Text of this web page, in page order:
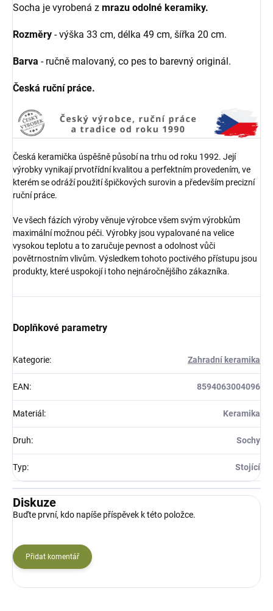
Socha je vyrobená z mrazu odolné keramiky.
Rozměry - výška 33 cm, délka 49 cm, šířka 20 cm.
Barva - ručně malovaný, co pes to barevný originál.
Česká ruční práce.
Česká keramička úspěšně působí na trhu od roku 1992. Její
výrobky vynikají prvotřídní kvalitou a perfektním provedením, ve
kterém se odráží použití špičkových surovin a především precizní
ruční práce.
Ve všech fázích výroby věnuje výrobce všem svým výrobkům
maximální možnou péči. Výrobky jsou vypalované na velice
vysokou teplotu a to zaručuje pevnost a odolnost vůči
povětrnostním vlivům. Výsledkem tohoto poctivého přístupu jsou
produkty, které uspokojí i toho nejnáročnějšího zákazníka.
Doplňkové parametry
Kategorie: Zahradní keramika
EAN: 8594063004096
Materiál : Keramika
Druh: Sochy
Typ: Stojící
Diskuze
Buďte první, kdo napíše příspěvek k této položce.
Přidat komentář